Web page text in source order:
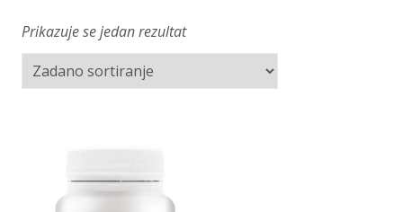
Prikazuje se jedan rezultat